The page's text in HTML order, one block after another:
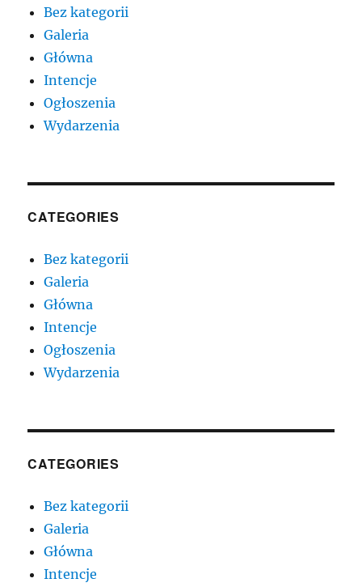
Bez kategorii
Galeria
Główna
Intencje
Ogłoszenia
Wydarzenia
CATEGORIES
Bez kategorii
Galeria
Główna
Intencje
Ogłoszenia
Wydarzenia
CATEGORIES
Bez kategorii
Galeria
Główna
Intencje